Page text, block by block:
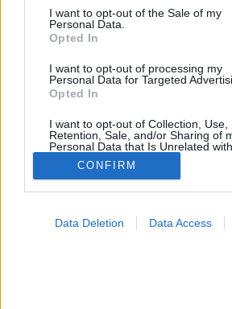
consent section.
I want to opt-out of the Sale of my
Personal Data.
Opted In
I want to opt-out of processing my
Personal Data for Targeted
Opted In
I want to opt-out of Collection, Use,
Retention, Sale, and/or Sharing of
Personal Data that Is Unrelated
Purposes for which it was collected.
Opted Out
CONFIRM
Data Deletion Data Access
#pajzsmirigy#reflux#ekcéma
Regisztráció
Boka
Boka